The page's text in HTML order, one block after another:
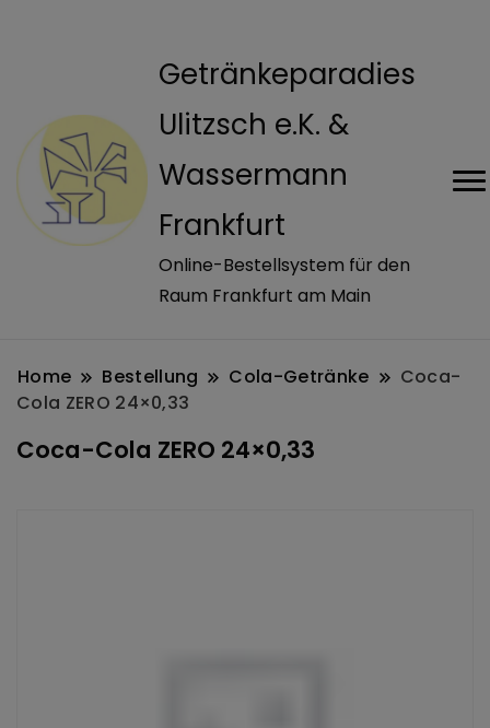
Getränkeparadies
Ulitzsch e.K. &
Wassermann
Frankfurt
Online-Bestellsystem für den
Raum Frankfurt am Main
Home Bestellung Cola-Getränke
Coca-
Cola ZERO 24×0,33
Coca-Cola ZERO 24×0,33